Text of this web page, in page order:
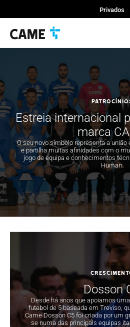
Privados
Estreia internacional
marca
O seu novo símbolo representa a
e partilha muitas afinidades com o
jogo de equipa e conhecimentos
Human.
Dosson
Desde há anos que apoiamos
futebol de 5 baseada em Treviso,
Came Dosson C5 foi criada por um
se numa das principais equipas